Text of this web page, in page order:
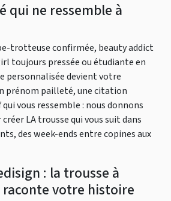
qui ne ressemble à
trotteuse confirmée, beauty addict
toujours pressée ou étudiante en
personnalisée devient votre
prénom pailleté, une citation
vous ressemble : nous donnons
LA trousse qui vous suit dans
des week-ends entre copines aux
: la trousse à
votre histoire